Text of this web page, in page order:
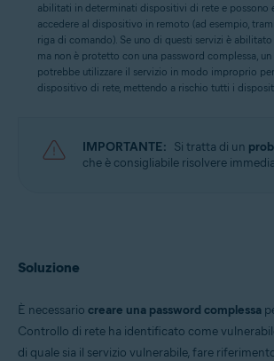
abilitati in determinati dispositivi di rete e possono
accedere al dispositivo in remoto (ad esempio,
riga di comando). Se uno di questi servizi è
ma non è protetto con una password complessa,
potrebbe utilizzare il servizio in modo improprio
dispositivo di rete, mettendo a rischio tutti i
IMPORTANTE: Si tratta di un
che è consigliabile risolvere
Soluzione
È necessario creare una password complessa
Controllo di rete ha identificato come
di quale sia il servizio vulnerabile, fare